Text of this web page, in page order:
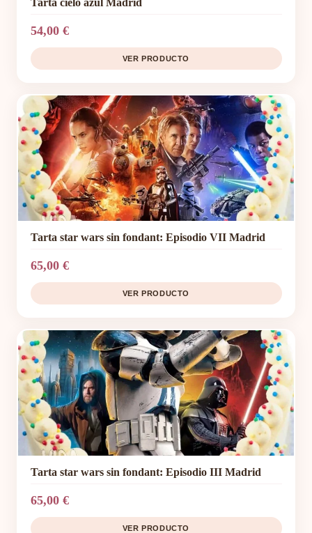
54,00 €
VER PRODUCTO
Tarta star wars sin fondant: Episodio VII Madrid
65,00 €
VER PRODUCTO
Tarta star wars sin fondant: Episodio III Madrid
65,00 €
VER PRODUCTO